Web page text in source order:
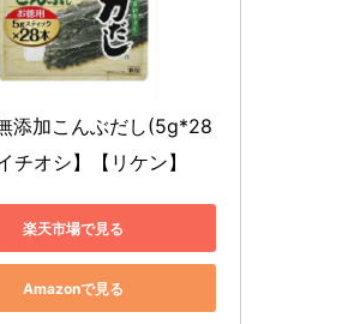
添加こんぶだし(5g*28
チオシ】【リケン】
楽天市場で見る
Amazonで見る